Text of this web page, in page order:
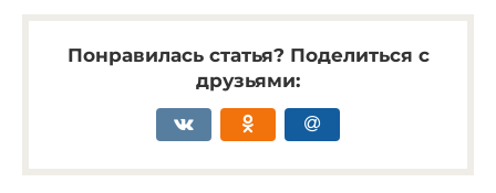
Понравилась статья? Поделиться с
друзьями: